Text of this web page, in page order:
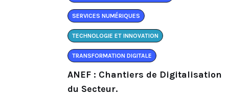
SERVICES NUMÉRIQUES
TECHNOLOGIE ET INNOVATION
TRANSFORMATION DIGITALE
ANEF : Chantiers de Digitalisation
du Secteur.